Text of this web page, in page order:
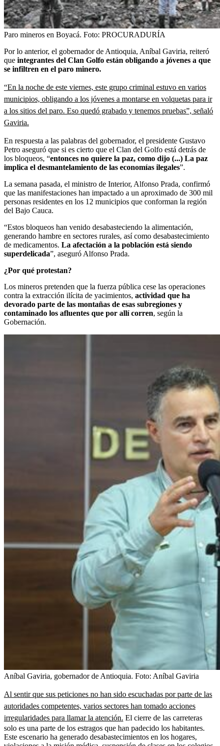
Paro mineros en Boyacá. Foto: PROCURADURÍA
Por lo anterior, el gobernador de Antioquia, Aníbal Gaviria, reiteró
que integrantes del Clan Golfo están obligando a jóvenes a que
se infiltren en el paro minero.
“En la noche de este viernes, este grupo criminal estuvo en varios
municipios, obligando a los jóvenes a montarse en volquetas para ir
a los sitios del paro. Eso quedó grabado y tenemos pruebas”, señaló
Gaviria.
En respuesta a las palabras del gobernador, el presidente Gustavo
Petro aseguró que si es cierto que el Clan del Golfo está detrás de
los bloqueos, “entonces no quiere la paz, como dijo (...) La paz
implica el desmantelamiento de las economías ilegales”.
La semana pasada, el ministro de Interior, Alfonso Prada, confirmó
que las manifestaciones han impactado a un aproximado de 300 mil
personas residentes en los 12 municipios que conforman la región
del Bajo Cauca.
“Estos bloqueos han venido desabasteciendo la alimentación,
generando hambre en sectores rurales, así como desabastecimiento
de medicamentos. La afectación a la población está siendo
superdelicada”, aseguró Alfonso Prada.
¿Por qué protestan?
Los mineros pretenden que la fuerza pública cese las operaciones
contra la extracción ilícita de yacimientos, actividad que ha
devorado parte de las montañas de esas subregiones y
contaminado los afluentes que por allí corren, según la
Gobernación.
Aníbal Gaviria, gobernador de Antioquia. Foto: Aníbal Gaviria
Al sentir que sus peticiones no han sido escuchadas por parte de las
autoridades competentes, varios sectores han tomado acciones
irregularidades para llamar la atención. El cierre de las carreteras
solo es una parte de los estragos que han padecido los habitantes.
Este escenario ha generado desabastecimientos en los hogares,